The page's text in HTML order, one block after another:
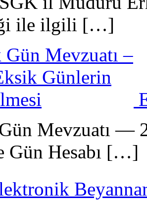
ile ilgili […]
Mevzuatı —
Gün Hesabı […]